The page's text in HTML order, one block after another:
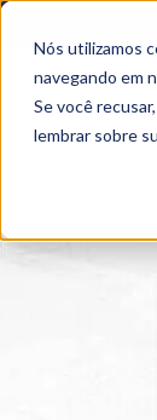
Nós utilizamos
navegando em
Se você
lembrar sobre